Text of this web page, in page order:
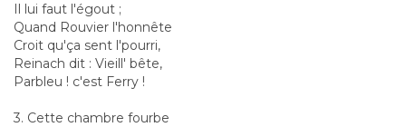
Il lui faut l'égout ;
Quand Rouvier l'honnête
Croit qu'ça sent l'pourri,
Reinach dit : Vieill' bête,
Parbleu ! c'est Ferry !
3. Cette chambre fourbe